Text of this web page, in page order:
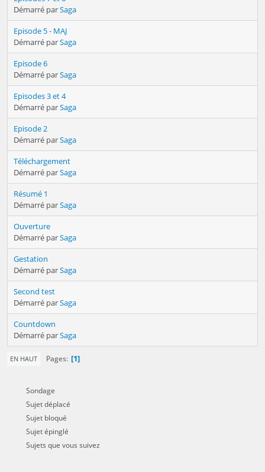
Démarré parSaga
Episode 5 - MAJ
Démarré parSaga
Episode 6
Démarré parSaga
Episodes 3 et 4
Démarré parSaga
Episode 2
Démarré parSaga
Téléchargement
Démarré parSaga
Résumé 1
Démarré parSaga
Ouverture
Démarré parSaga
Gestation
Démarré parSaga
Second test
Démarré parSaga
Countdown
Démarré parSaga
EN HAUT Pages 1
Sondage
Sujet déplacé
Sujet bloqué
Sujet épinglé
Sujets que vous suivez